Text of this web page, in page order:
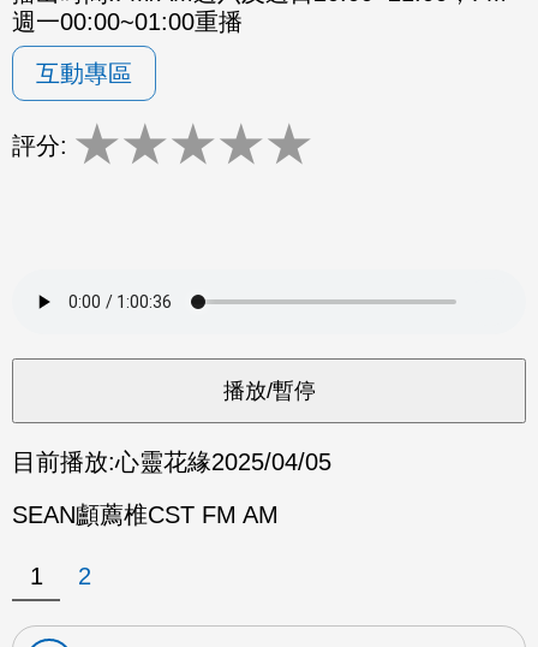
週一00:00~01:00重播
互動專區
評分: ★★★★★
目前播放:心靈花緣2025/04/05
SEAN顱薦椎CST FM AM
1 2